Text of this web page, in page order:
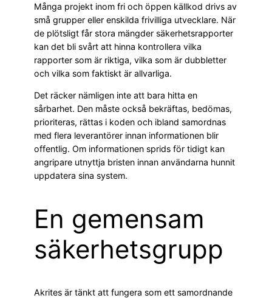
Många projekt inom fri och öppen källkod drivs av
små grupper eller enskilda frivilliga utvecklare. När
de plötsligt får stora mängder säkerhetsrapporter
kan det bli svårt att hinna kontrollera vilka
rapporter som är riktiga, vilka som är dubbletter
och vilka som faktiskt är allvarliga.
Det räcker nämligen inte att bara hitta en
sårbarhet. Den måste också bekräftas, bedömas,
prioriteras, rättas i koden och ibland samordnas
med flera leverantörer innan informationen blir
offentlig. Om informationen sprids för tidigt kan
angripare utnyttja bristen innan användarna hunnit
uppdatera sina system.
En gemensam
säkerhetsgrupp
Akrites är tänkt att fungera som ett samordnande